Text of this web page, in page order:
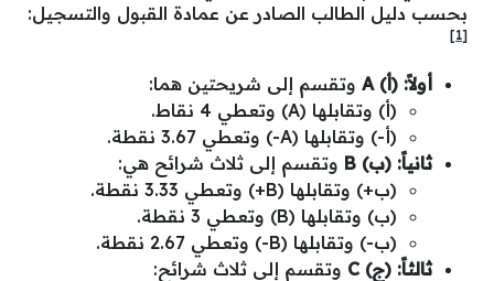
بحسب دليل الطالب الصادر عن عمادة القبول والتسجيل:
[1]
أولاً: (أ) A
وتقسم إلى شريحتين هما:
(أ) وتقابلها (A) وتعطي 4 نقاط.
(أ-) وتقابلها (A-) وتعطي 3.67 نقطة.
ثانياً: (ب) B
وتقسم إلى ثلاث شرائح هي:
(ب+) وتقابلها (B+) وتعطي 3.33 نقطة.
(ب) وتقابلها (B) وتعطي 3 نقطة.
(ب-) وتقابلها (B-) وتعطي 2.67 نقطة.
ثالثاً: (ج) C
وتقسم إلى ثلاث شرائح: